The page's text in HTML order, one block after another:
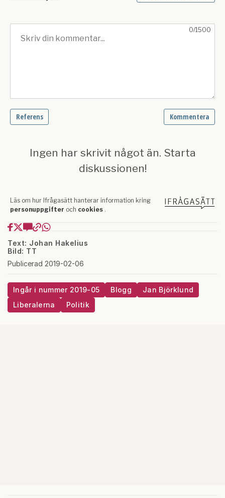
Text: Johan Hakelius
Bild: TT
Publicerad 2019-02-06
Ingår i nummer 2019-05 Blogg
Jan Björklund
Liberalerna
Politik